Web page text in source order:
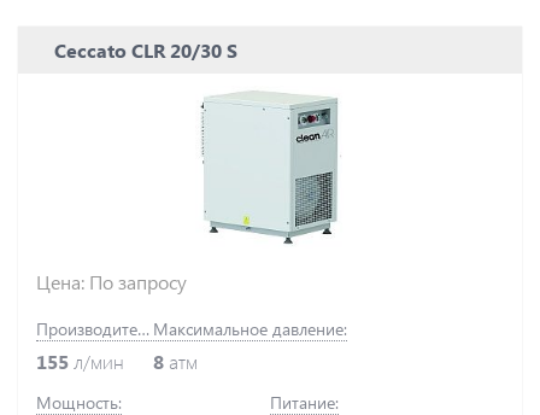
Ceccato CLR 20/30 S
Цена: По запросу
Производительность:
155 л/мин
Максимальное давление:
8 атм
Мощность: Питание: